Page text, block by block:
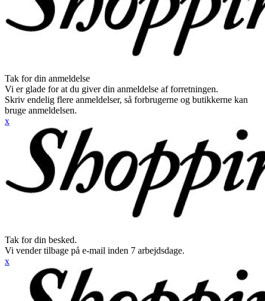
Tak for din anmeldelse
Vi er glade for at du giver din anmeldelse af forretningen.
Skriv endelig flere anmeldelser, så forbrugerne og butikkerne kan
bruge anmeldelsen.
x
Tak for din besked.
Vi vender tilbage på e-mail inden 7 arbejdsdage.
x